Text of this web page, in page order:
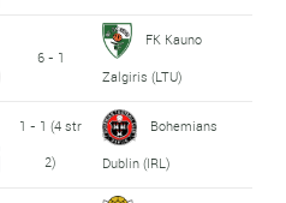
6 - 1
FK Kauno
Zalgiris (LTU)
1 - 1 (4 str
2)
Bohemians
Dublin (IRL)